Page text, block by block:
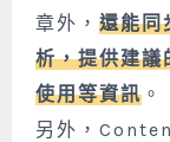
章外， 還能同
析，提供建議
使用等資訊 。
另外，